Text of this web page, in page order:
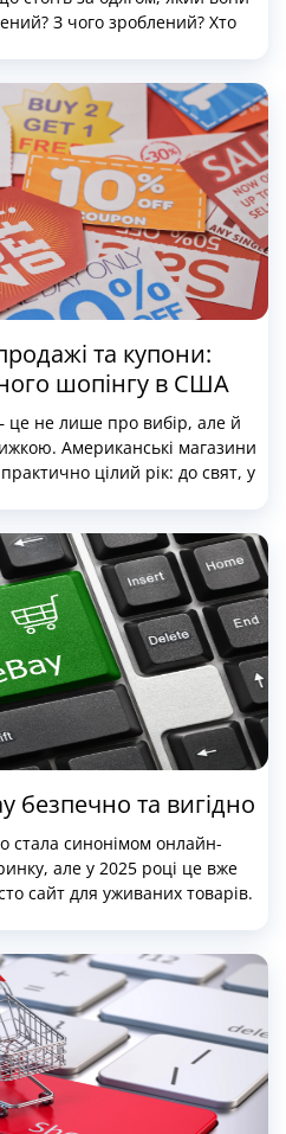
З чого зроблений? Хто
моді.
споживання
і покупцями, і
чимало марок, які роблять
матеріали, чесні умови
І що особливо приємно —
адекватні ціни та
розпродажі.
та купони:
шопінгу в США
не лише про вибір, але й
Американські магазини
цілий рік: до свят, у
Потрібно знати, де шукати
купони працюють, і як не
за дорогі бренди.
безпечно та вигідно
стала синонімом онлайн-
але у 2025 році це вже
сайт для уживаних товарів.
вміти відрізняти вигідні
орієнтуватися в тонкощах
як уникнути ризиків.